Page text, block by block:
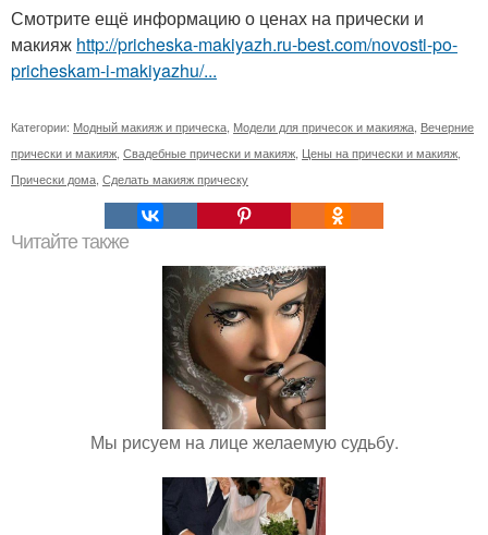
Смотрите ещё информацию о ценах на прически и
макияж http://pricheska-makiyazh.ru-best.com/novosti-po-
pricheskam-i-makiyazhu/...
Категории: Модный макияж и прическа Модели для причесок и макияжа Вечерние
прически и макияж Свадебные прически и макияж Цены на прически и макияж
Прически дома Сделать макияж прическу
Читайте также
Мы рисуем на лице желаемую судьбу.